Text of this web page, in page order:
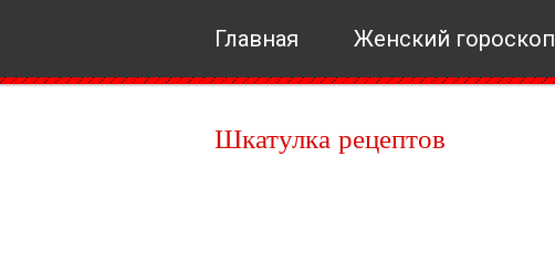
Главная Женский гороскоп
Шкатулка рецептов